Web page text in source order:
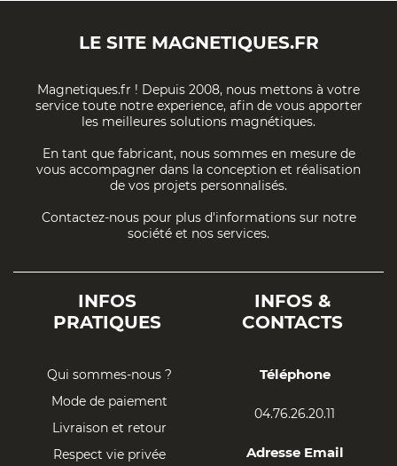
LE SITE MAGNETIQUES.FR
Magnetiques.fr ! Depuis 2008, nous mettons à votre
service toute notre experience, afin de vous apporter
les meilleures solutions magnétiques.
En tant que fabricant, nous sommes en mesure de
vous accompagner dans la conception et réalisation
de vos projets personnalisés.
Contactez-nous pour plus d'informations sur notre
société et nos services.
INFOS
PRATIQUES
Qui sommes-nous ?
Mode de paiement
Livraison et retour
Respect vie privée
INFOS &
CONTACTS
Téléphone
04.76.26.20.11
Adresse Email